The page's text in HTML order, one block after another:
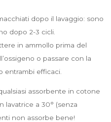
dopo il lavaggio: sono
dopo 2-3 cicli.
in ammollo prima del
o passare con la
entrambi efficaci.
assorbente in cotone
lavatrice a 30° (senza
non assorbe bene!